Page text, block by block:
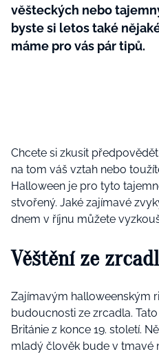
věšteckých nebo
byste si letos také
máme pro vás pár tipů.
Chcete si zkusit
na tom váš vztah nebo
Halloween je pro tyto
stvořený. Jaké zajímavé
dnem v říjnu můžete
Věštění ze
Zajímavým halloweenským
budoucnosti ze zrcadla.
Británie z konce 19. století.
mladý člověk bude v tmavé